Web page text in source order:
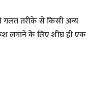
गलत तरीके से किसी अन्य
लगाने के लिए शीघ्र ही एक